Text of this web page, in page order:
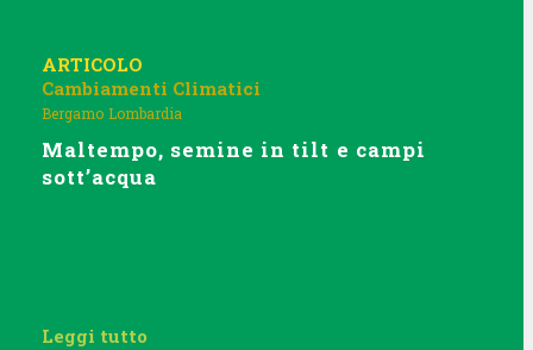
ARTICOLO
Cambiamenti Climatici
Bergamo Lombardia
Maltempo, semine in tilt e campi
sott’acqua
Leggi tutto